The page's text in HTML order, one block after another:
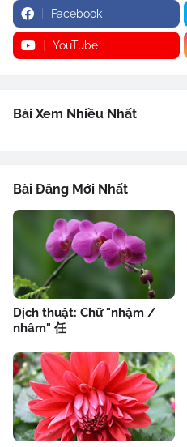
Facebook
YouTube
Bài Xem Nhiều Nhất
Bài Đăng Mới Nhất
Dịch thuật: Chữ "nhậm /
nhâm" 任